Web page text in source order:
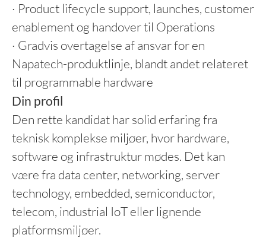
· Product lifecycle support, launches, customer
enablement og handover til Operations
· Gradvis overtagelse af ansvar for en
Napatech-produktlinje, blandt andet relateret
til programmable hardware
Din profil
Den rette kandidat har solid erfaring fra
teknisk komplekse miljøer, hvor hardware,
software og infrastruktur mødes. Det kan
være fra data center, networking, server
technology, embedded, semiconductor,
telecom, industrial IoT eller lignende
platformsmiljøer.